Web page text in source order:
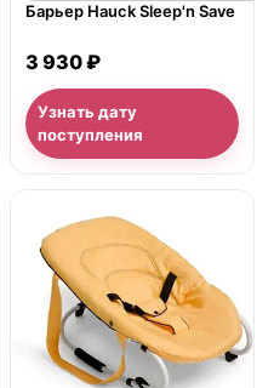
Барьер Hauck Sleep'n Save
3 930 ₽
Узнать дату
поступления